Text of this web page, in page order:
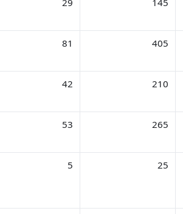
81 405
42 210
53 265
5 25